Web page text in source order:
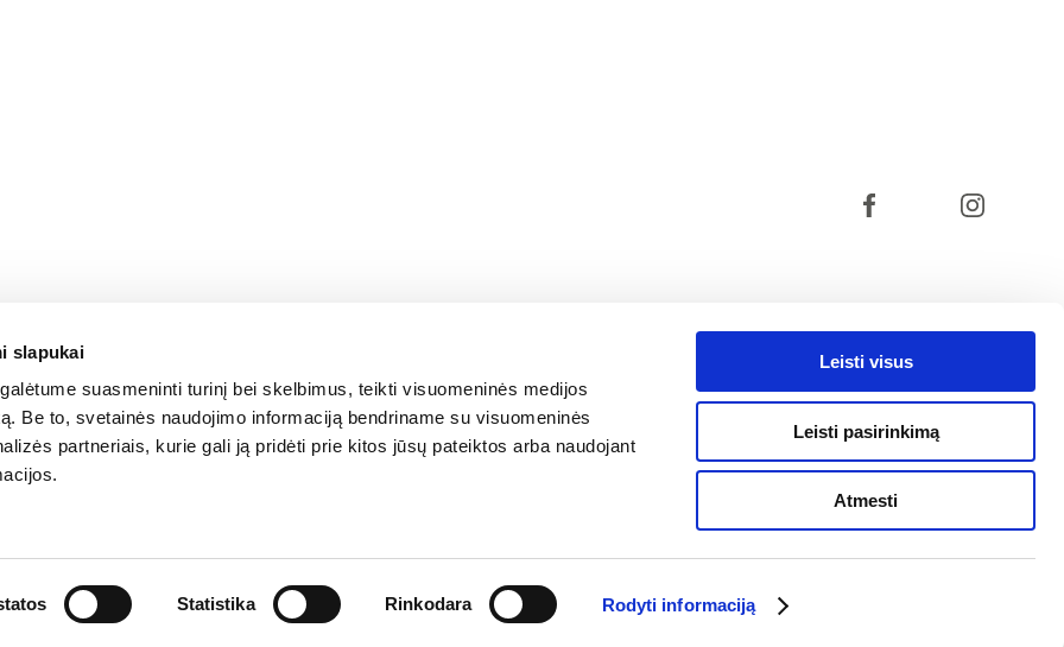
slapukai
suasmeninti turinį bei skelbimus, teikti visuomeninės medijos
Be to, svetainės naudojimo informaciją bendriname su visuomeninės
partneriais, kurie gali ją pridėti prie kitos jūsų pateiktos arba naudojant
Statistika Rinkodara Rodyti informaciją
Leisti visus
Leisti pasirinkimą
Atmesti